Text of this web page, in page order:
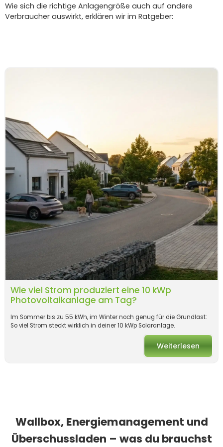
Wie sich die richtige Anlagengröße auch auf andere
Verbraucher auswirkt, erklären wir im Ratgeber:
Wie viel Strom produziert eine 10 kWp
Photovoltaikanlage am Tag?
Im Sommer bis zu 55 kWh, im Winter noch genug für die Grundlast:
So viel Strom steckt wirklich in deiner 10 kWp Solaranlage.
Weiterlesen
Wallbox, Energiemanagement und
Überschussladen – was du brauchst